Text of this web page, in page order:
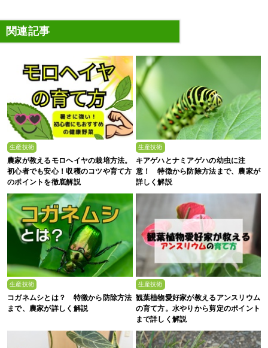
関連記事
生産技術
農家が教えるモロヘイヤの栽培方法。
初心者でも安心！収穫のコツや育て方
のポイントを徹底解説
生産技術
キアゲハとナミアゲハの幼虫に注
意！ 特徴から防除方法まで、農家が
詳しく解説
生産技術
コガネムシとは？ 特徴から防除方法
まで、農家が詳しく解説
生産技術
観葉植物愛好家が教えるアンスリウム
の育て方。水やりから剪定のポイント
まで詳しく解説